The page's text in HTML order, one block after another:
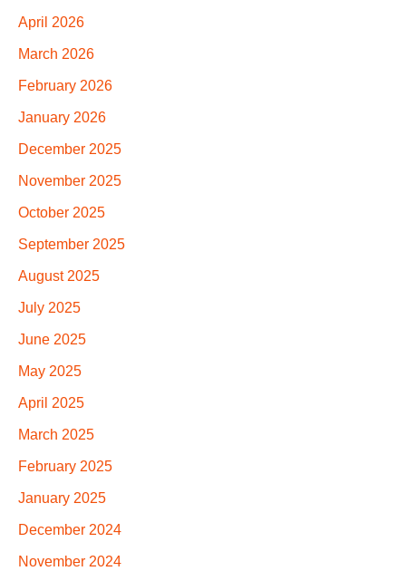
April 2026
March 2026
February 2026
January 2026
December 2025
November 2025
October 2025
September 2025
August 2025
July 2025
June 2025
May 2025
April 2025
March 2025
February 2025
January 2025
December 2024
November 2024